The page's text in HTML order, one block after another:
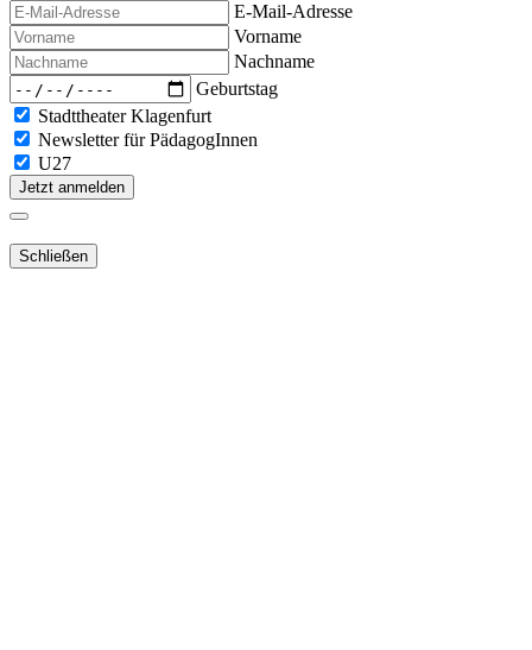
E-Mail-Adresse
Vorname
Nachname
Geburtstag
Stadttheater Klagenfurt
Newsletter für PädagogInnen
U27
Jetzt anmelden
Schließen